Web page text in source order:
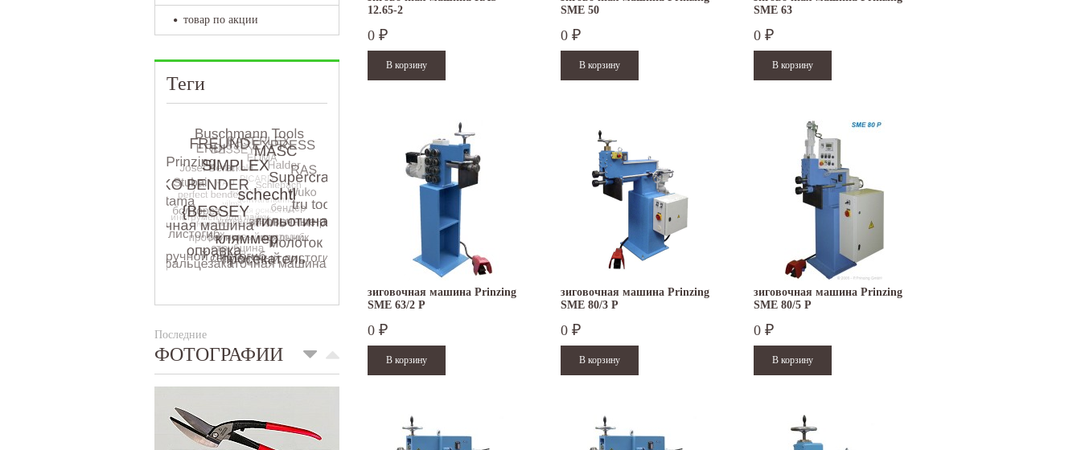
товар по акции
Теги
Последние
ФОТОГРАФИИ
12.65-2
0 ₽
SMЕ 50
0 ₽
SMЕ 63
0 ₽
зиговочная машина Prinzing
SMЕ 63/2 P
0 ₽
зиговочная машина Prinzing
SMЕ 80/3 P
0 ₽
зиговочная машина Prinzing
SMЕ 80/5 P
0 ₽